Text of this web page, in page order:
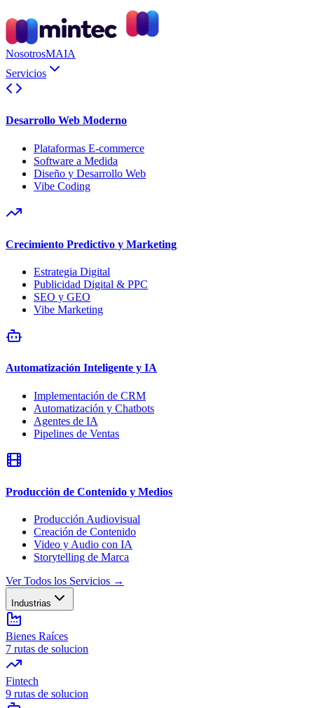
NosotrosMAIA
Servicios
Desarrollo Web Moderno
Plataformas E-commerce
Software a Medida
Diseño y Desarrollo Web
Vibe Coding
Crecimiento Predictivo y Marketing
Estrategia Digital
Publicidad Digital & PPC
SEO y GEO
Vibe Marketing
Automatización Inteligente y IA
Implementación de CRM
Automatización y Chatbots
Agentes de IA
Pipelines de Ventas
Producción de Contenido y Medios
Producción Audiovisual
Creación de Contenido
Video y Audio con IA
Storytelling de Marca
Ver Todos los Servicios →
Industrias
Bienes Raíces
7 rutas de solucion
Fintech
9 rutas de solucion